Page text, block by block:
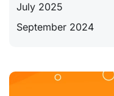
July 2025
September 2024